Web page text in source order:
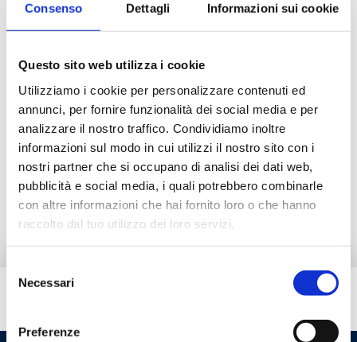
Consenso Dettagli Informazioni sui cookie
Questo sito web utilizza i cookie
Utilizziamo i cookie per personalizzare contenuti ed
annunci, per fornire funzionalità dei social media e per
analizzare il nostro traffico. Condividiamo inoltre
informazioni sul modo in cui utilizzi il nostro sito con i
nostri partner che si occupano di analisi dei dati web,
pubblicità e social media, i quali potrebbero combinarle
con altre informazioni che hai fornito loro o che hanno
raccolto dal tuo utilizzo dei loro servizi.
delNecessari
Preferenze
Descrizione
Documentazione
Ricambi